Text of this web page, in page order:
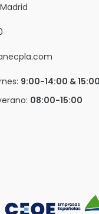
9:00-14:00 &
08:00-15:00